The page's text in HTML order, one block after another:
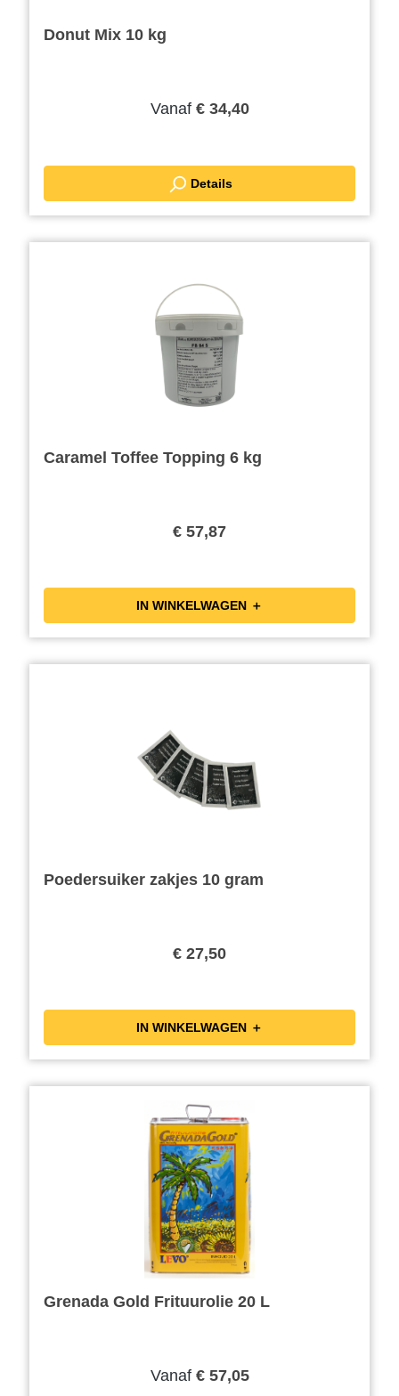
Donut Mix 10 kg
Vanaf € 34,40
Details
Caramel Toffee Topping 6 kg
€ 57,87
IN WINKELWAGEN ＋
Poedersuiker zakjes 10 gram
€ 27,50
IN WINKELWAGEN ＋
Grenada Gold Frituurolie 20 L
Vanaf € 57,05